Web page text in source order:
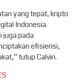
yang tepat, kripto
Indonesia.
juga pada
efisiensi,
tutup Calvin.